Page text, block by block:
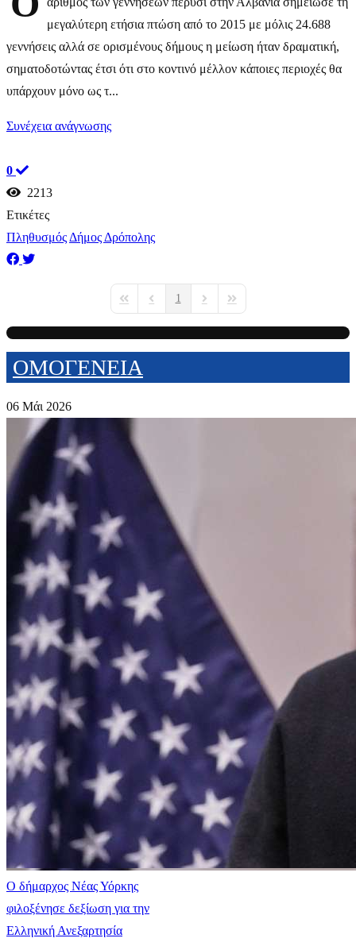
μεγαλύτερη ετήσια πτώση από το 2015 με μόλις 24.688
γεννήσεις αλλά σε ορισμένους δήμους η μείωση ήταν δραματική,
σηματοδοτώντας έτσι ότι στο κοντινό μέλλον κάποιες περιοχές θα
υπάρχουν μόνο ως τ...
Συνέχεια ανάγνωσης
0
2213
Ετικέτες
Πληθυσμός Δήμος Δρόπολης
First PagePrevious Page
1
Next PageLast Page
ΟΜΟΓΕΝΕΙΑ
06 Μάι 2026
Ο δήμαρχος Νέας Υόρκης
φιλοξένησε δεξίωση για την
Ελληνική Ανεξαρτησία